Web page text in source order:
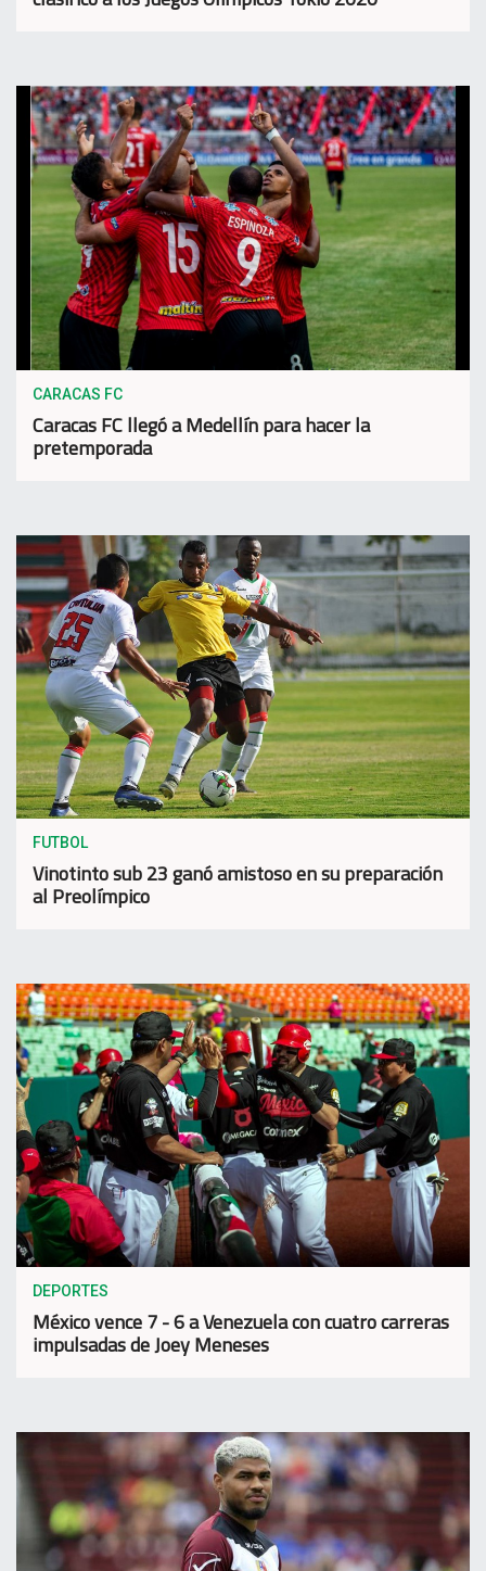
CARACAS FC
Caracas FC llegó a Medellín para hacer la
pretemporada
FUTBOL
Vinotinto sub 23 ganó amistoso en su preparación
al Preolímpico
DEPORTES
México vence 7 - 6 a Venezuela con cuatro carreras
impulsadas de Joey Meneses